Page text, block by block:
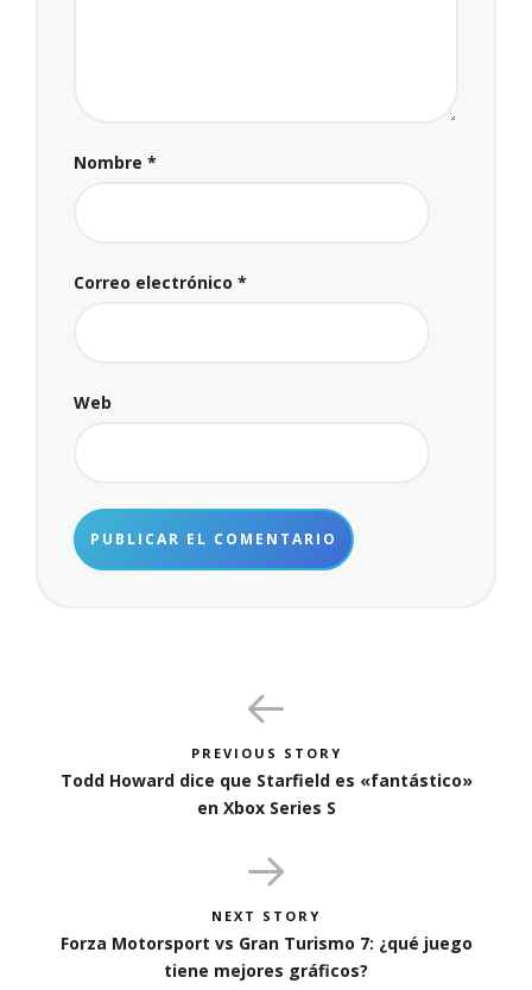
Nombre *
Correo electrónico *
Web
PREVIOUS STORY
Todd Howard dice que Starfield es «fantástico»
en Xbox Series S
NEXT STORY
Forza Motorsport vs Gran Turismo 7: ¿qué juego
tiene mejores gráficos?